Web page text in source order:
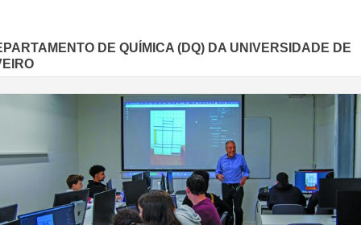
DE QUÍMICA (DQ) DA UNIVERSIDADE DE